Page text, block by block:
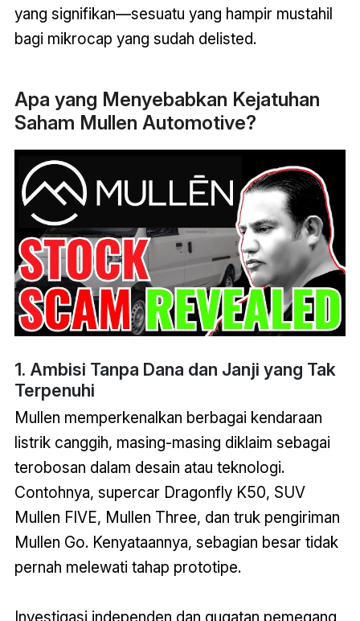
yang signifikan—sesuatu yang hampir mustahil
bagi mikrocap yang sudah delisted.
Apa yang Menyebabkan Kejatuhan
Saham Mullen Automotive?
1. Ambisi Tanpa Dana dan Janji yang Tak
Terpenuhi
Mullen memperkenalkan berbagai kendaraan
listrik canggih, masing-masing diklaim sebagai
terobosan dalam desain atau teknologi.
Contohnya, supercar Dragonfly K50, SUV
Mullen FIVE, Mullen Three, dan truk pengiriman
Mullen Go. Kenyataannya, sebagian besar tidak
pernah melewati tahap prototipe.